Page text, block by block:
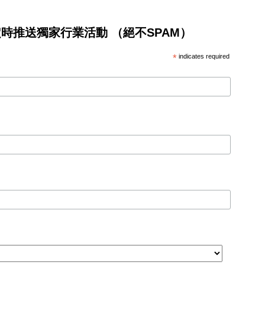
送獨家行業活動 （絕不SPAM）
* indicates required